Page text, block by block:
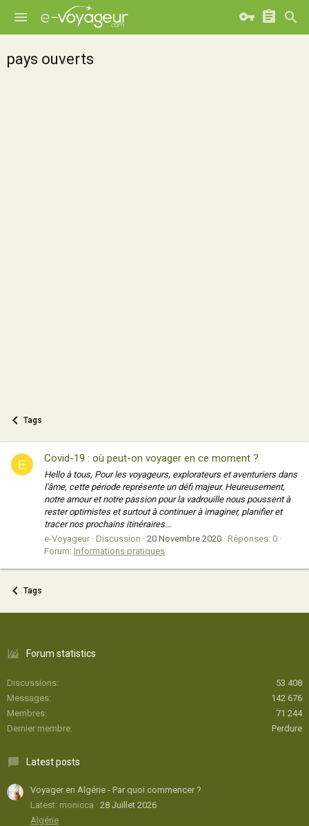
pays ouverts
Tags
E Covid-19 : où peut-on voyager en ce moment ?
Hello à tous, Pour les voyageurs, explorateurs et aventuriers dans
l'âme, cette période représente un défi majeur. Heureusement,
notre amour et notre passion pour la vadrouille nous poussent à
rester optimistes et surtout à continuer à imaginer, planifier et
tracer nos prochains itinéraires...
e-Voyageur Discussion 20 Novembre 2020 Réponses: 0
Forum: Informations pratiques
Tags
Forum statistics
Discussions
53 408
Messages
142 676
Membres
71 244
Dernier membre
Perdure
Latest posts
Voyager en Algérie - Par quoi commencer ?
Latest: monicca
28 Juillet 2026
Algérie